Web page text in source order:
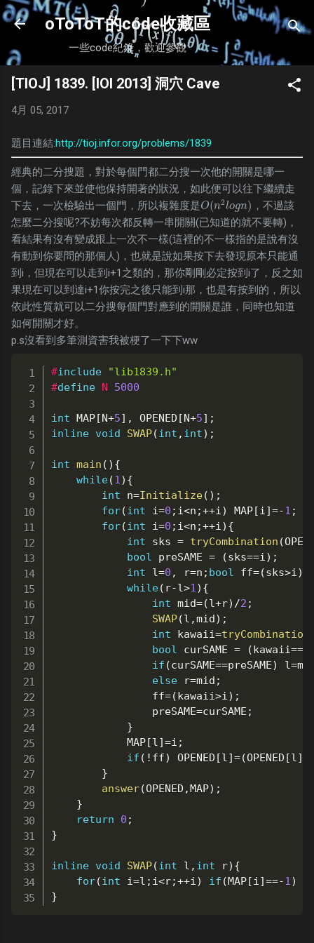
跳到主要內容
oToToT的code收藏區
一些code紀錄，歡迎參觀
[TIOJ] 1839. [IOI 2013] 洞穴 Cave
4月 05, 2017
題目連結:http://tioj.infor.org/problems/1839
經典的二分搜題，對於每個門都二分搜一次他的開關是哪一
個，記錄下來並使他保持開著的狀況，如此便可以往下繼續走
下去，一次檢驗出一個門，所以複雜度是O(n2logn)
O(n2logn)
，不過該
怎麼二分搜呢?不妨每次都反轉一串開關(已知道的就不要轉)，
看結果有沒有變成跟上一次不一樣(這裡的不一樣指的是說有沒
有動到你要問的那個人)，也就是說如果按下去發現原本只能通
到i，但現在可以走到i+1之類的，那你剛剛必定按到i了，反之如
果現在可以到達i+1你按完之後只能到i那，也是有按到的，所以
依此性質就可以二分搜每個門對應到的開關是誰，同時也知道
如何開關才好。
p.s沒看到多筆測資害我被梗了一下下ww
#include
"lib1839.h"
#define N 5000
int MAP[N+5] , OPENED [N+5] ;
inline void SWAP(int , int) ;
int main ( ) {
while(1) {
int n=Initialize( ) ;
for(int i=0 ; i<n ;++i) MAP[i]=-1 ;
for(int i=0 ; i<n ;++i) {
int sks = tryCombination (
bool preSAME = (sks==i) ;
int l=0 , r=n ; bool ff=(sks>i)
while( r-l>1) {
int mid=(l+r) /2 ;
SWAP(l ,mid) ;
int kawaii=tryCombination
bool curSAME = (kawaii==
if (curSAME==preSAME) l=
else r=mid ;
				ff
=(kawaii>i) ;
				preSAME
=curSAME ;
}
			MAP
[l]=i ;
if ( ! ff) OPENED [l]=(OPENED [l]
}
answer(OPENED ,MAP) ;
}
return
0 ;
}
inline void SWAP(int l , int r) {
for(int i=l ; i<r;++i) if (MAP[i]==-1)
}